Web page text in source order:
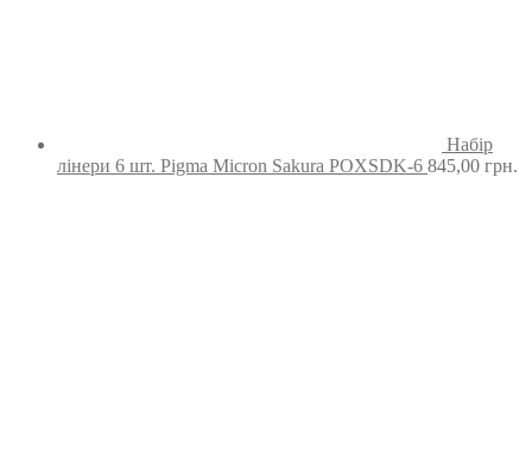
Набір
лінери 6 шт. Pigma Micron Sakura POXSDK-6 845,00 грн.